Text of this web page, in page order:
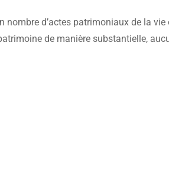
d’actes patrimoniaux de la
de manière substantielle,